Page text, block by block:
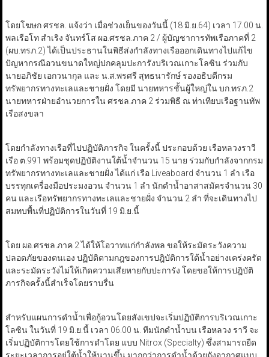
โดยโฆษก ศรชล. แจ้งว่า เมื่อช่วงเย็นของวันนี้ (18 มิ.ย.64) เวลา 17.00 น.
พลเรือโท สำเริง จันทร์โส ผอ.ศรชล.ภาค 2 / ผู้บัญชาการทัพเรือภาคที่ 2
(ผบ.ทรภ.2) ได้เป็นประธานในพิธีส่งกำลังทางเรือออกเดินทางไปแก้ไข
ปัญหากรณีอวนขนาดใหญ่ปกคลุมปะการังบริเวณเกาะโลซิน ร่วมกับ
นายอภิชัย เอกวนากุล และ น.ส.พรศรี สุทธนารักษ์ รองอธิบดีกรม
ทรัพยากรทางทะเลและชายฝั่ง โดยมี นายทหารชั้นผู้ใหญ่ใน บก.ทรภ.2
นายทหารฝ่ายอำนวยการใน ศรชล.ภาค 2 ร่วมพิธี ณ ท่าเทียบเรือฐานทัพ
เรือสงขลา
โดยกำลังทางเรือที่ไปปฏิบัติภารกิจ ในครั้งนี้ ประกอบด้วย เรือหลวงราวี
เรือ ต.991 พร้อมชุดปฏิบัติงานใต้น้ำจำนวน 15 นาย ร่วมกับกำลังจากกรม
ทรัพยากรทางทะเลและชายฝั่ง ได้แก่ เรือ Liveaboard จำนวน 1 ลำ เรือ
บรรทุกเครื่องมือประมงอวน จำนวน 1 ลำ นักดำน้ำอาสาสมัครจำนวน 30
คน และเรือทรัพยากรทางทะเลและชายฝั่ง จำนวน 2 ลำ ที่จะเดินทางไป
สมทบพื้นที่ปฏิบัติการในวันที่ 19 มิ.ย.นี้
โดย ผอ.ศรชล.ภาค 2 ได้ให้โอวาทแก่กำลังพล ขอให้ระมัดระวังความ
ปลอดภัยของตนเอง ปฏิบัติตามกฎของการปฎิบัติการใต้น้ำอย่างเคร่งครัด
และระมัดระวังไม่ให้เกิดความเสียหายกับปะการัง โดยขอให้การปฎิบัติ
ภารกิจครั้งนี้สำเร็จโดยราบรื่น
สำหรับแผนการดำน้ำเพื่อกู้อวนโดยสังเขปจะเริ่มปฏิบัติการบริเวณเกาะ
โลซิน ในวันที่ 19 มิ.ย.นี้ เวลา 06.00 น. ทีมนักดำน้ำบน เรือหลวง ราวี จะ
เริ่มปฏิบัติการโดยใช้การดำโดย แบบ Nitrox (Specialty) ซึ่งสามารถยืด